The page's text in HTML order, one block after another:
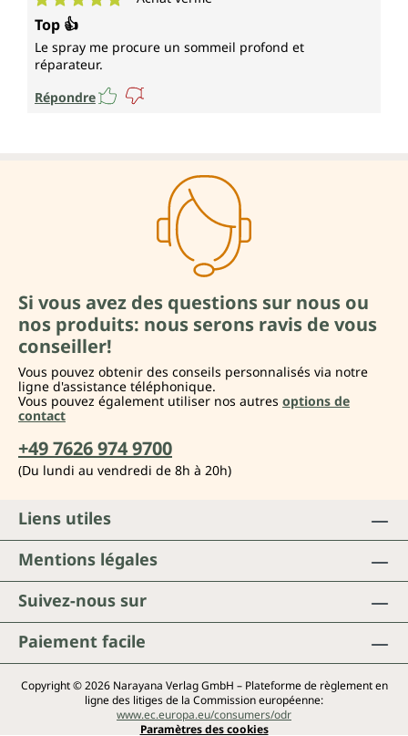
Note moyenne de 5 sur 5 étoiles
Top 👍
Le spray me procure un sommeil profond et
réparateur.
Répondre
Si vous avez des questions sur nous ou
nos produits: nous serons ravis de vous
conseiller!
Vous pouvez obtenir des conseils personnalisés via notre
ligne d'assistance téléphonique.
Vous pouvez également utiliser nos autres options de
contact
+49 7626 974 9700
(Du lundi au vendredi de 8h à 20h)
Suivez-nous sur
Paiement facile
Liens utiles
Mentions légales
Copyright © 2026 Narayana Verlag GmbH – Plateforme de règlement en
ligne des litiges de la Commission européenne:
www.ec.europa.eu/consumers/odr
Paramètres des cookies